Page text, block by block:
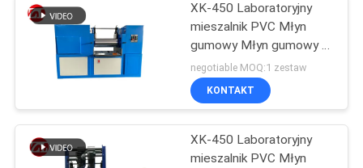
Urządzenia do
testowania
opakowań
105
XK-450 Laboratoryjny
mieszalnik PVC Młyn
gumowy Młyn gumowy z
otwartym mieszaniem
negotiable MOQ:1 zestaw
KONTAKT
XK-450 Laboratoryjny
mieszalnik PVC Młyn